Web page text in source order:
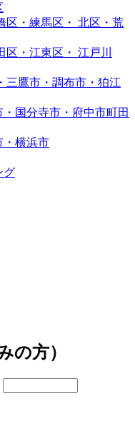
区・練馬区・ 北区・荒
区・江東区・ 江戸川
三鷹市・調布市・ 狛江
・国分寺市・府中市町田
・横浜市
グ
の方）